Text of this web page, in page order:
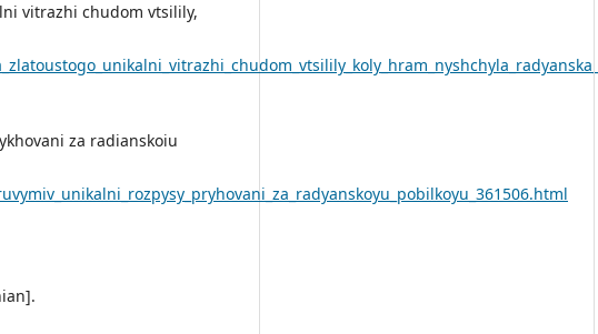
vitrazhi chudom vtsilily,
za radianskoiu